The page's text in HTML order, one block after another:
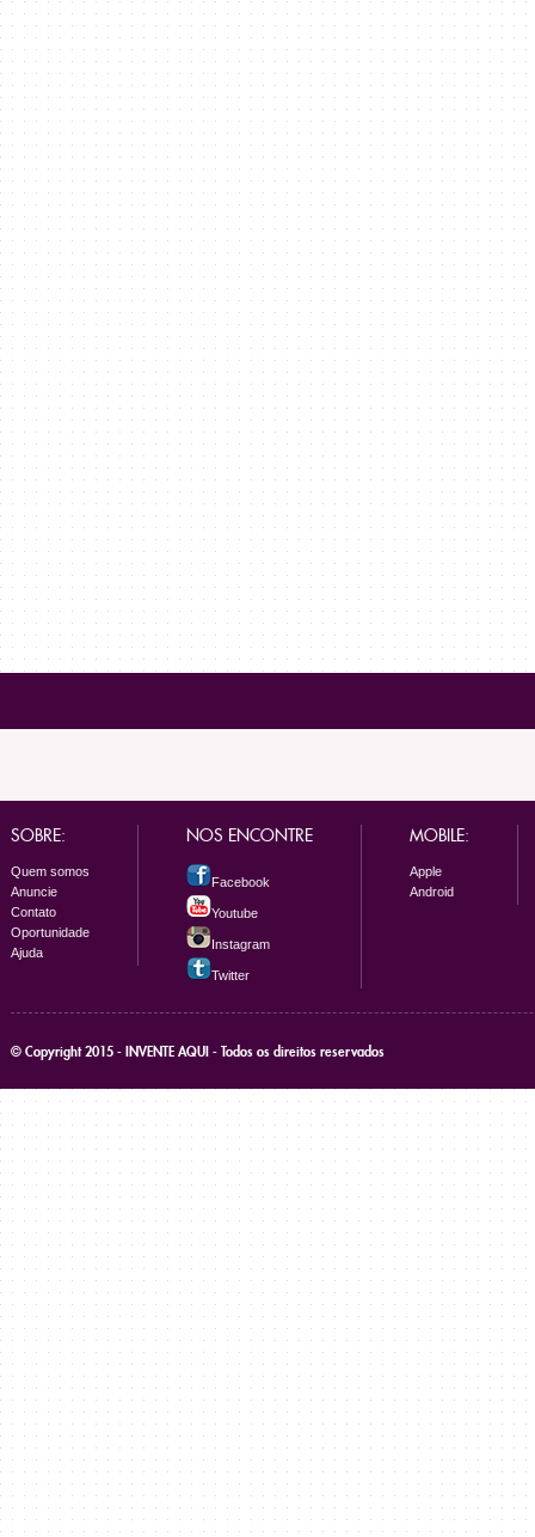
SOBRE:
Quem somos
Anuncie
Contato
Oportunidade
Ajuda
NOS ENCONTRE
Facebook
Youtube
Instagram
Twitter
MOBILE:
Apple
Android
© Copyright 2015 - INVENTE AQUI - Todos os direitos reservados